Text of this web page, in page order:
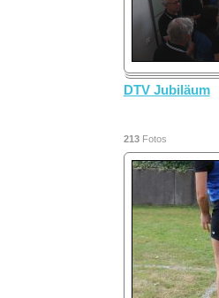
DTV Jubiläum
213Fotos